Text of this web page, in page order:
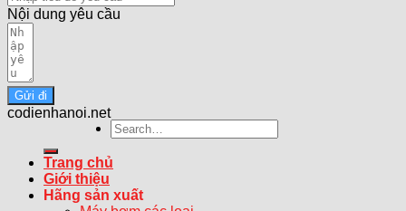
Nội dung yêu cầu
Gửi đi
codienhanoi.net
Search
for:
Trang chủ
Giới thiệu
Hãng sản xuất